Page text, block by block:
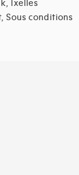
Ixelles
Sous conditions
(8)
(6)